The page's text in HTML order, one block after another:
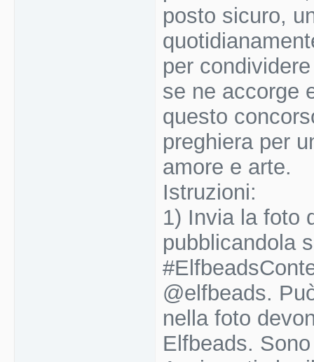
posto sicuro,
per
se ne accorge
questo
preghiera per
amore e arte.
Istruzioni:
1) Invia la foto
pubblicandola
@elfbeads.
nella foto
Elfbeads.